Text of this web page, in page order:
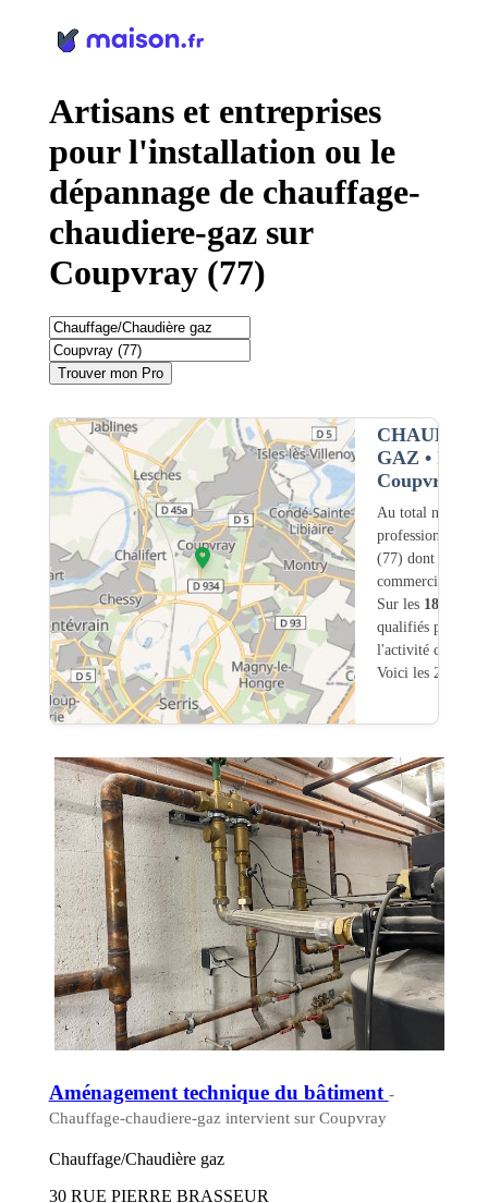
Artisans et entreprises
pour l'installation ou le
dépannage de chauffage-
chaudiere-gaz sur
Coupvray (77)
Trouver mon Pro
GAZ •
Coupvray
Au total nous
professionnels
(77) dont
commerciale
Sur les 188
qualifiés pour
l'activité
Voici les 20
Aménagement technique du bâtiment -
Chauffage-chaudiere-gaz intervient sur Coupvray
Chauffage/Chaudière gaz
30 RUE PIERRE BRASSEUR